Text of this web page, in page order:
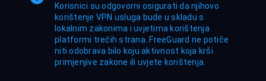
Korisnici su odgovorni osigurati da njihovo
korištenje VPN usluga bude u skladu s
lokalnim zakonima i uvjetima korištenja
platformi trećih strana. FreeGuard ne potiče
niti odobrava bilo koju aktivnost koja krši
primjenjive zakone ili uvjete korištenja.